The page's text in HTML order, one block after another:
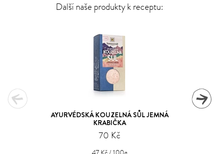
Další naše produkty k receptu:
AYURVÉDSKÁ KOUZELNÁ SŮL JEMNÁ
KRABIČKA
70 Kč